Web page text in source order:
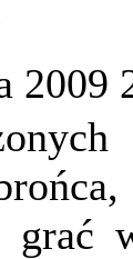
2009